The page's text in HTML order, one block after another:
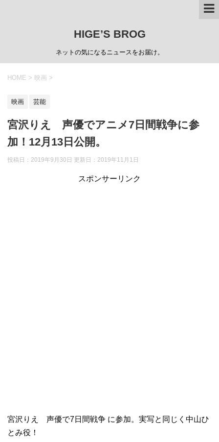
HIGE’S BROG
ネットの気になるニュースをお届け。
HOME > 映画 >
映画 芸能
宮沢りえ 声優でアニメ7日間戦争に参
加！12月13日公開。
投稿日：2019年9月30日 更新日： 2019年11月1日
スポンサーリンク
宮沢りえ 声優で7日間戦争 に参加。実写と同じく中山ひ
とみ役！